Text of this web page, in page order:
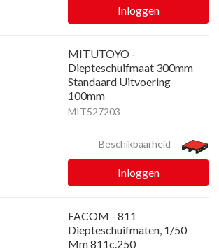
Inloggen
MITUTOYO -
Diepteschuifmaat 300mm
Standaard Uitvoering
100mm
MIT527203
Beschikbaarheid
Inloggen
FACOM - 811
Diepteschuifmaten, 1/50
Mm 811c.250